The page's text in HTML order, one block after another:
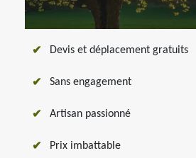
Devis et déplacement gratuits
Sans engagement
Artisan passionné
Prix imbattable